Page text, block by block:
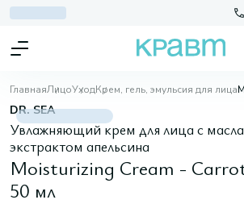
ГлавнаяЛицоУходКрем, гель, эмульсия для лица
DR. SEA
Увлажняющий крем для лица с
экстрактом апельсина
Moisturizing Cream -
50 мл